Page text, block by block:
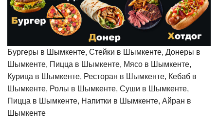
Бургеры в Шымкенте, Стейки в Шымкенте, Донеры в
Шымкенте, Пицца в Шымкенте, Мясо в Шымкенте,
Курица в Шымкенте, Ресторан в Шымкенте, Кебаб в
Шымкенте, Ролы в Шымкенте, Суши в Шымкенте,
Пицца в Шымкенте, Напитки в Шымкенте, Айран в
Шымкенте